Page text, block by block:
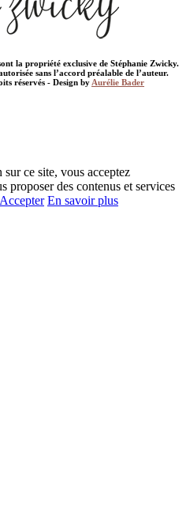
la propriété exclusive de Stéphanie Zwicky.
sans l’accord préalable de l’auteur.
réservés - Design byAurélie Bader
ce site, vous acceptez
proposer des contenus et services
Accepter En savoir plus